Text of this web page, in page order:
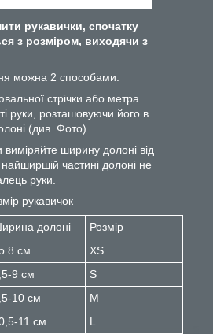
рукавички, спочатку
з розміром, виходячи з
можна 2 способами:
стрічки або метра
руки, розташовуючи його в
(див. Фото).
виміряйте ширину долоні від
найширшій частині долоні не
руки.
рукавичок
долоні
Розмір
8 см
XS
9 см
S
10 см
M
11 см L